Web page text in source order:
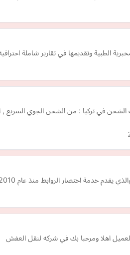
الطبية وتقديمها في تقارير شاملة
في تركيا : من الشحن الجوي السريع ,
يقدم خدمة اختصار الروابط منذ عام 2010
اهلا ومرحبا بك في شركه لنقل العفش